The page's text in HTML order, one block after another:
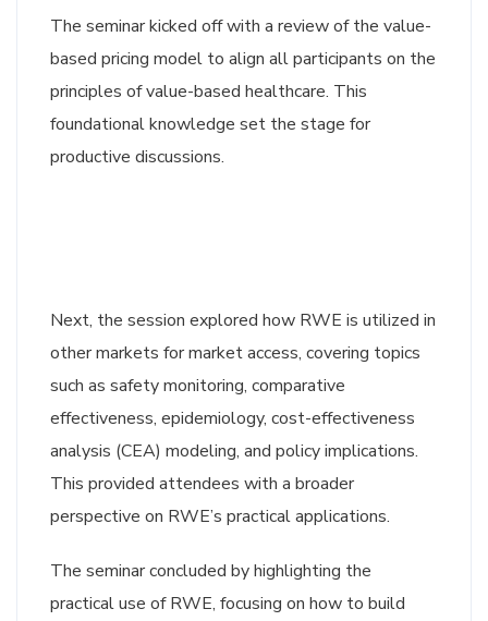
The seminar kicked off with a review of the value-
based pricing model to align all participants on the
principles of value-based healthcare. This
foundational knowledge set the stage for
productive discussions.
Next, the session explored how RWE is utilized in
other markets for market access, covering topics
such as safety monitoring, comparative
effectiveness, epidemiology, cost-effectiveness
analysis (CEA) modeling, and policy implications.
This provided attendees with a broader
perspective on RWE’s practical applications.
The seminar concluded by highlighting the
practical use of RWE, focusing on how to build